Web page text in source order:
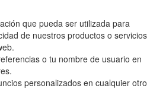
que pueda ser utilizada para
de nuestros productos o servicios
o tu nombre de usuario en
personalizados en cualquier otro